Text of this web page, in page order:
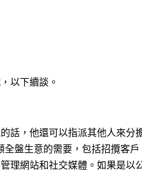
以下續談。
話，他還可以指派其他人來分
盤生意的需要，包括招攬客戶
理網站和社交媒體。如果是以